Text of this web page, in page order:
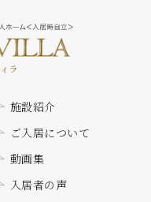
施設紹介
ご入居について
動画集
入居者の声